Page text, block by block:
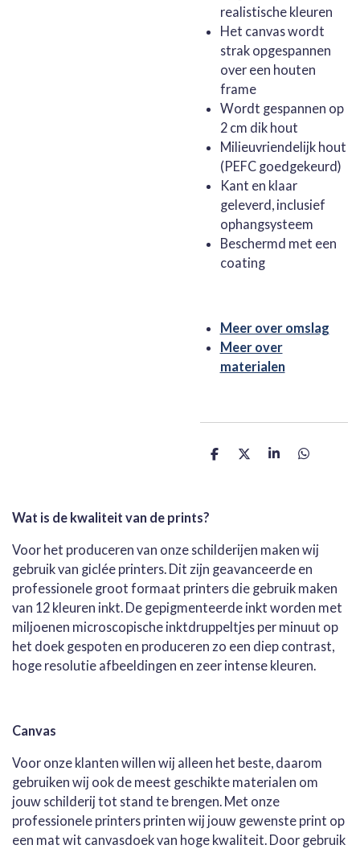
realistische kleuren
Het canvas wordt
strak opgespannen
over een houten
frame
Wordt gespannen op
2 cm dik hout
Milieuvriendelijk hout
(PEFC goedgekeurd)
Kant en klaar
geleverd, inclusief
ophangsysteem
Beschermd met een
coating
Meer over omslag
Meer over
materialen
D
D
S
D
Wat is de kwaliteit van de prints?
Voor het produceren van onze schilderijen maken wij
gebruik van giclée printers. Dit zijn geavanceerde en
professionele groot formaat printers die gebruik maken
van 12 kleuren inkt. De gepigmenteerde inkt worden met
miljoenen microscopische inktdruppeltjes per minuut op
het doek gespoten en produceren zo een diep contrast,
hoge resolutie afbeeldingen en zeer intense kleuren.
Canvas
Voor onze klanten willen wij alleen het beste, daarom
gebruiken wij ook de meest geschikte materialen om
jouw schilderij tot stand te brengen. Met onze
professionele printers printen wij jouw gewenste print op
een mat wit canvasdoek van hoge kwaliteit. Door gebruik